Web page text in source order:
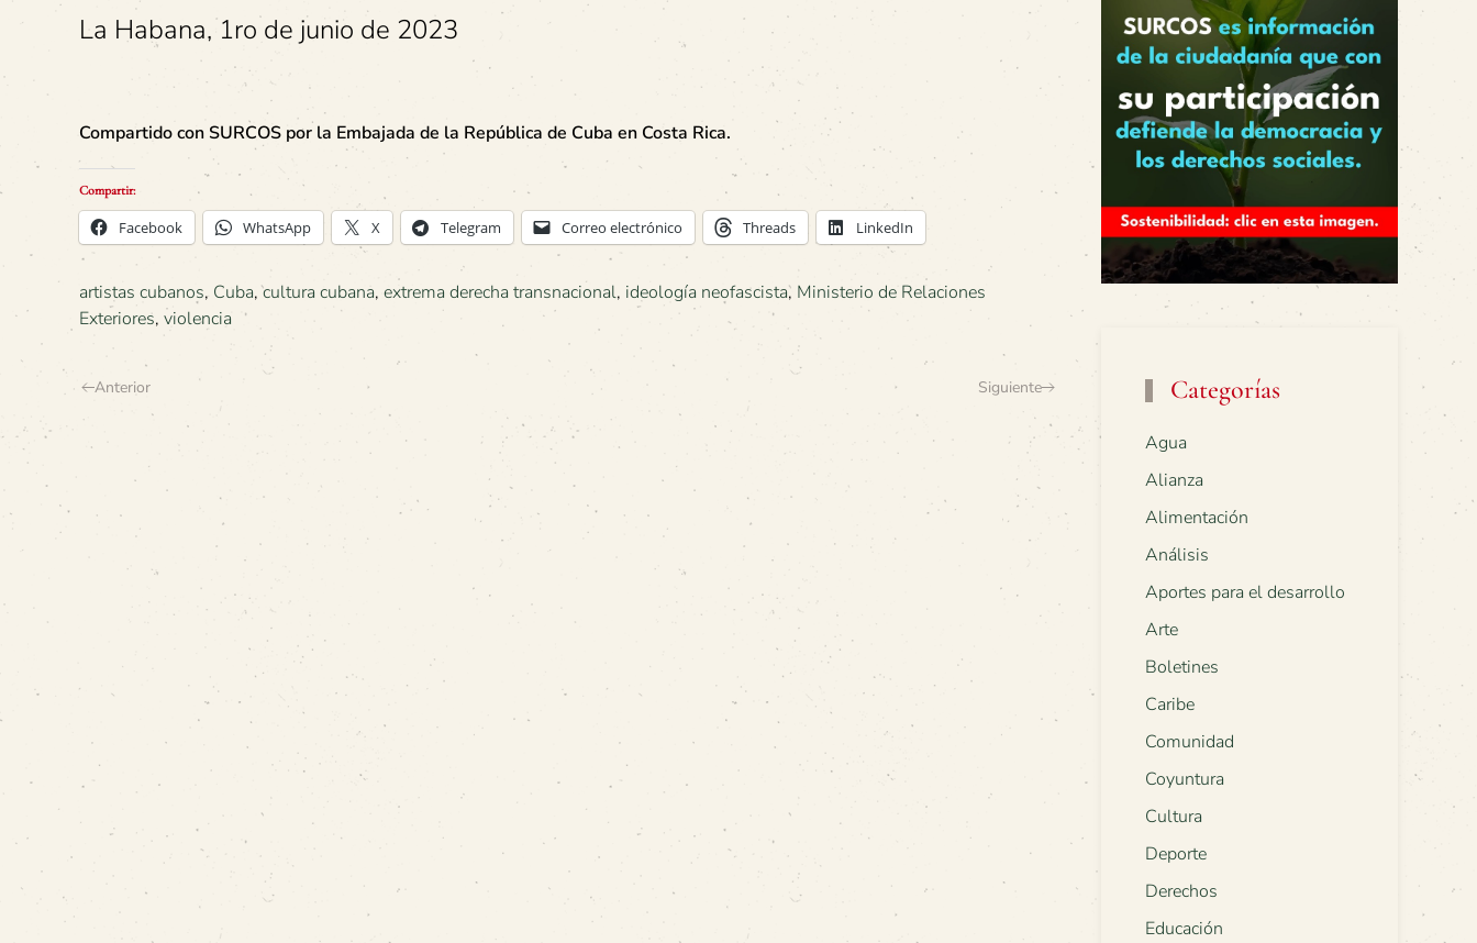
La Habana, 1ro de junio de 2023
Compartido con SURCOS por la Embajada de la República de Cuba en Costa Rica.
Compartir:
Facebook WhatsApp X Telegram Correo electrónico Threads LinkedIn
artistas cubanos, Cuba,cultura cubana, extrema derecha transnacional, ideología neofascista, Ministerio de Relaciones
Exteriores, violencia
Anterior Siguiente Categorías
Agua
Alianza
Alimentación
Análisis
Aportes para el desarrollo
Arte
Boletines
Caribe
Comunidad
Coyuntura
Cultura
Deporte
Derechos
Educación